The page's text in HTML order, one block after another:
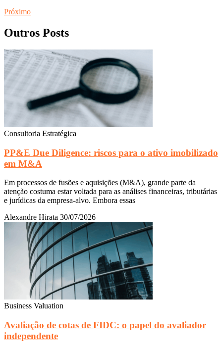
Próximo
Outros Posts
Consultoria Estratégica
PP&E Due Diligence: riscos para o ativo imobilizado
em M&A
Em processos de fusões e aquisições (M&A), grande parte da
atenção costuma estar voltada para as análises financeiras, tributárias
e jurídicas da empresa-alvo. Embora essas
Alexandre Hirata 30/07/2026
Business Valuation
Avaliação de cotas de FIDC: o papel do avaliador
independente